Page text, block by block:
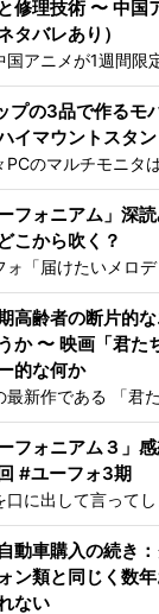
修理技術 〜 中国
タバレあり）
プの3品で作るモ
イマウントスタ
フォニアム」深
こから吹く？
高齢者の断片的
か 〜 映画「君た
的な何か
フォニアム３」
#ユーフォ3期
動車購入の続き
ン類と同じく数
ない